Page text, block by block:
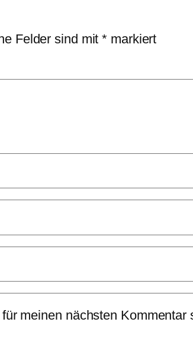
Felder sind mit* markiert
meinen nächsten Kommentar